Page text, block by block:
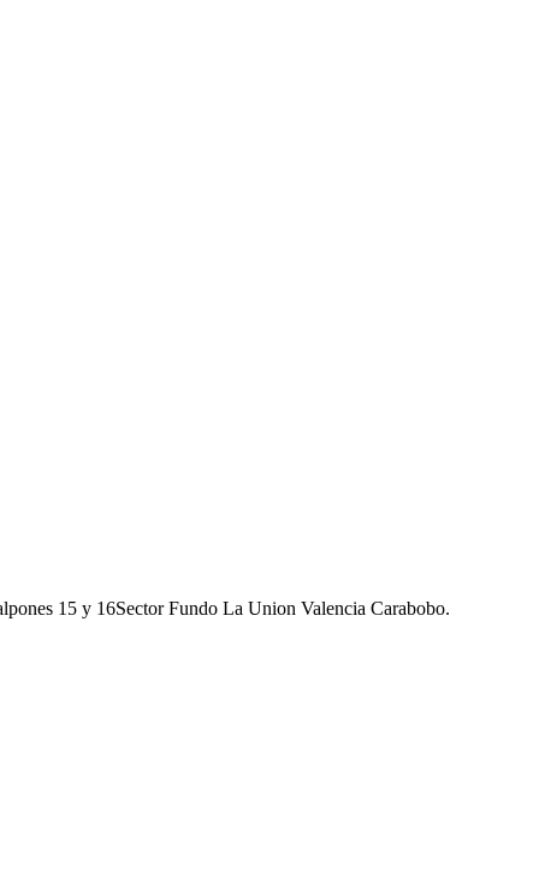
15 y 16Sector Fundo La Union Valencia Carabobo.